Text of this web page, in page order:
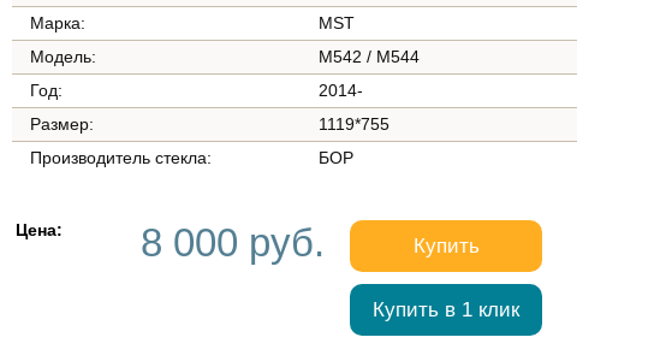
Марка:
MST
Модель:
M542 / M544
Год:
2014-
Размер:
1119*755
Производитель стекла:
БОР
Цена: 8 000 руб. Купить
Купить в 1 клик